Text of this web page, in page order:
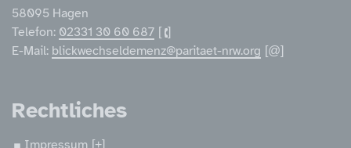
58095 Hagen
Telefon: 02331 30 60 687
E-Mail: blickwechseldemenz@paritaet-nrw.org
Rechtliches
Impressum